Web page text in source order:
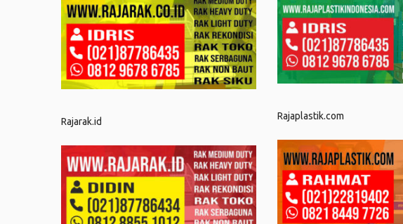
Rajarak.id Rajaplastik.com